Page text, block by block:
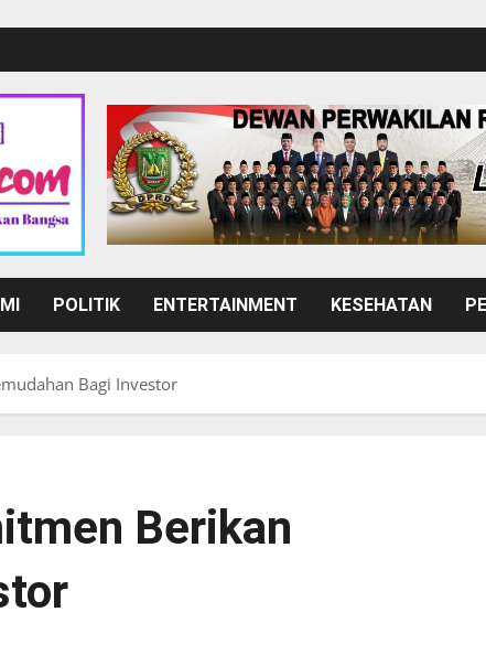
POLITIK ENTERTAINMENT KESEHATAN
Bagi Investor
Berikan